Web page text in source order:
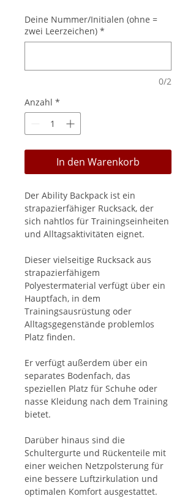
Deine Nummer/Initialen (ohne =
zwei Leerzeichen) *
0/2
Anzahl *
In den Warenkorb
Der Ability Backpack ist ein
strapazierfähiger Rucksack, der
sich nahtlos für Trainingseinheiten
und Alltagsaktivitäten eignet.
Dieser vielseitige Rucksack aus
strapazierfähigem
Polyestermaterial verfügt über ein
Hauptfach, in dem
Trainingsausrüstung oder
Alltagsgegenstände problemlos
Platz finden.
Er verfügt außerdem über ein
separates Bodenfach, das
speziellen Platz für Schuhe oder
nasse Kleidung nach dem Training
bietet.
Darüber hinaus sind die
Schultergurte und Rückenteile mit
einer weichen Netzpolsterung für
eine bessere Luftzirkulation und
optimalen Komfort ausgestattet.